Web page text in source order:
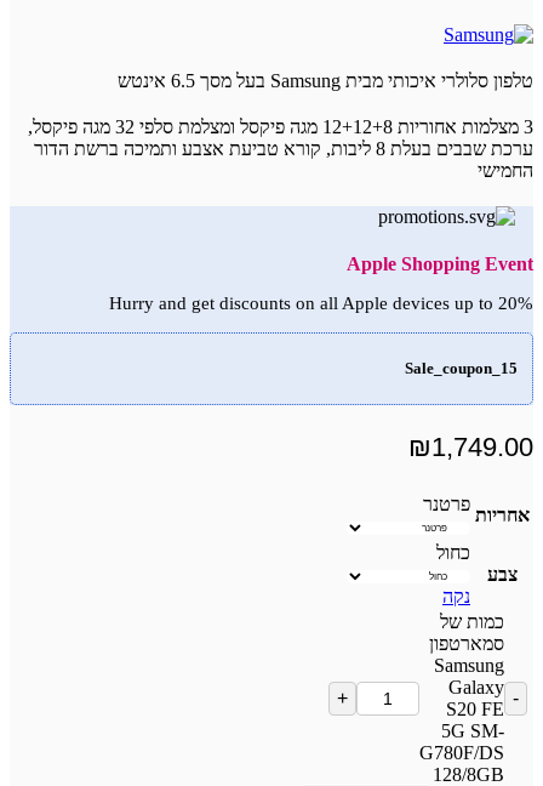
טלפון סלולרי איכותי מבית Samsung בעל מסך 6.5 אינטש
3 מצלמות אחוריות 12+12+8 מגה פיקסל ומצלמת סלפי 32 מגה פיקסל,
ערכת שבבים בעלת 8 ליבות, קורא טביעת אצבע ותמיכה ברשת הדור
החמישי
Apple Shopping Event
Hurry and get discounts on all Apple devices up to 20%
Sale_coupon_15
₪1,749.00
אחריות
פרטנר
צבע
כחול
נקה
כמות של
סמארטפון
Samsung
Galaxy
S20 FE
5G SM-
G780F/DS
128/8GB